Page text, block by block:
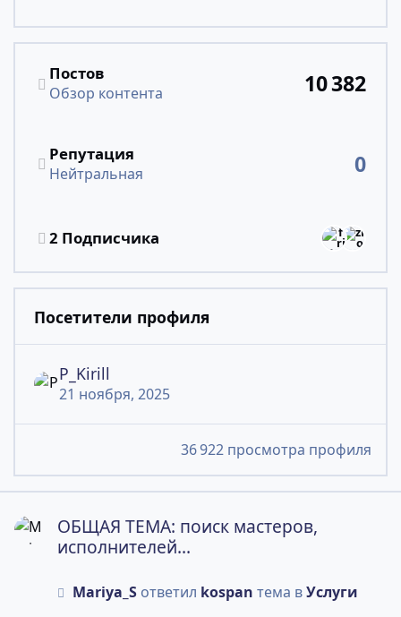
Постов
Обзор контента 10 382
Репутация
Нейтральная 0
2 Подписчика
Посетители профиля
P_Kirill
21 ноября, 2025
36 922 просмотра профиля
ОБЩАЯ ТЕМА: поиск мастеров,
исполнителей...
Mariya_S ответил kospan тема вУслуги